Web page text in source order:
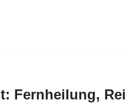
Fernheilung,